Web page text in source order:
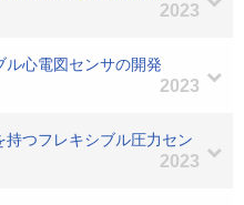
2023
心電図センサの開発
2023
つフレキシブル圧力セン
2023